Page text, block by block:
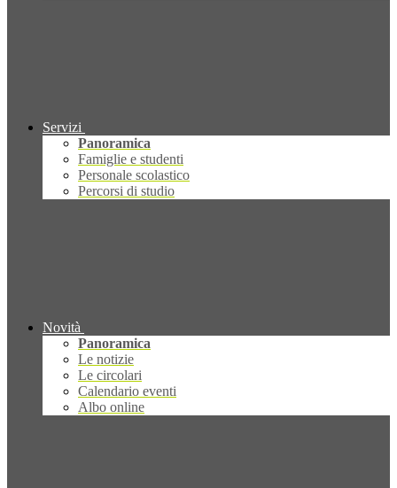
Servizi
Panoramica
Famiglie e studenti
Personale scolastico
Percorsi di studio
Novità
Panoramica
Le notizie
Le circolari
Calendario eventi
Albo online